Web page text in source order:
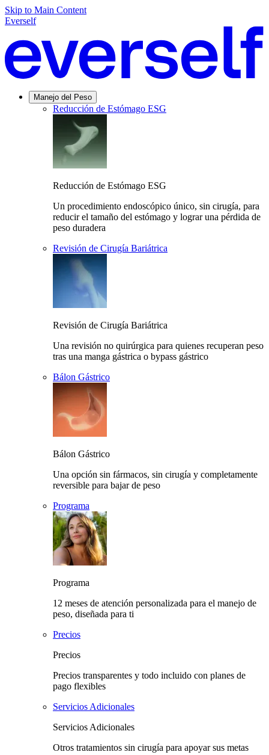
Skip to Main Content
Everself
Manejo del Peso
Reducción de Estómago ESG
Reducción de Estómago ESG
Un procedimiento endoscópico único, sin cirugía, para
reducir el tamaño del estómago y lograr una pérdida de
peso duradera
Revisión de Cirugía Bariátrica
Revisión de Cirugía Bariátrica
Una revisión no quirúrgica para quienes recuperan peso
tras una manga gástrica o bypass gástrico
Bálon Gástrico
Bálon Gástrico
Una opción sin fármacos, sin cirugía y completamente
reversible para bajar de peso
Programa
Programa
12 meses de atención personalizada para el manejo de
peso, diseñada para ti
Precios
Precios
Precios transparentes y todo incluido con planes de
pago flexibles
Servicios Adicionales
Servicios Adicionales
Otros tratamientos sin cirugía para apoyar sus metas